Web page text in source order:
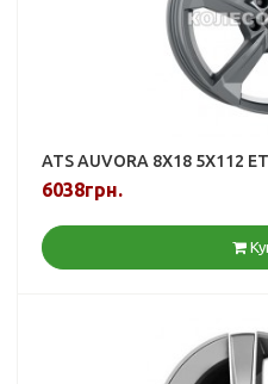
ATS AUVORA 8X18 5X112
6038грн.